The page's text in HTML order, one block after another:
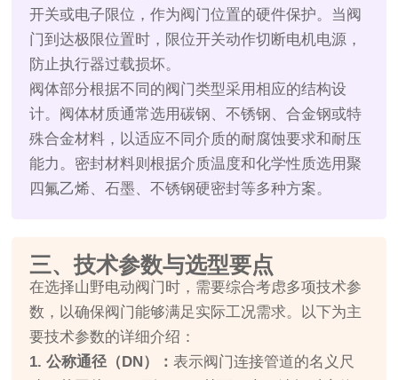
开关或电子限位，作为阀门位置的硬件保护。当阀
门到达极限位置时，限位开关动作切断电机电源，
防止执行器过载损坏。
阀体部分根据不同的阀门类型采用相应的结构设
计。阀体材质通常选用碳钢、不锈钢、合金钢或特
殊合金材料，以适应不同介质的耐腐蚀要求和耐压
能力。密封材料则根据介质温度和化学性质选用聚
四氟乙烯、石墨、不锈钢硬密封等多种方案。
三、技术参数与选型要点
在选择山野电动阀门时，需要综合考虑多项技术参
数，以确保阀门能够满足实际工况需求。以下为主
要技术参数的详细介绍：
1. 公称通径（DN）：表示阀门连接管道的名义尺